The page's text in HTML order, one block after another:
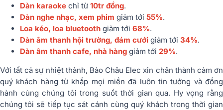
Dàn karaoke chỉ từ 10tr đồng.
Dàn nghe nhạc, xem phim giảm tới 55%.
Loa kéo, loa bluetooth giảm tới 68%.
Dàn âm thanh hội trường, đám cưới giảm tới 34%.
Dàn âm thanh cafe, nhà hàng giảm tới 29%.
Với tất cả sự nhiệt thành, Bảo Châu Elec xin chân thành cảm ơn
quý khách hàng từ khắp mọi miền đã luôn tin tưởng và đồng
hành cùng chúng tôi trong suốt thời gian qua. Hy vọng rằng
chúng tôi sẽ tiếp tục sát cánh cùng quý khách trong thời gian